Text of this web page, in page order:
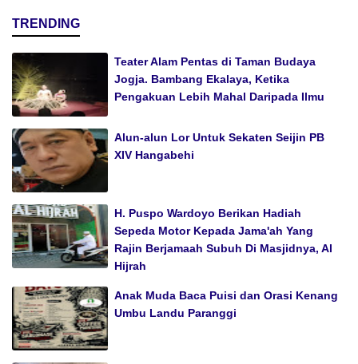
TRENDING
Teater Alam Pentas di Taman Budaya
Jogja. Bambang Ekalaya, Ketika
Pengakuan Lebih Mahal Daripada Ilmu
Alun-alun Lor Untuk Sekaten Seijin PB
XIV Hangabehi
H. Puspo Wardoyo Berikan Hadiah
Sepeda Motor Kepada Jama'ah Yang
Rajin Berjamaah Subuh Di Masjidnya, Al
Hijrah
Anak Muda Baca Puisi dan Orasi Kenang
Umbu Landu Paranggi